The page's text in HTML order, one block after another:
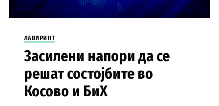
ЛАВИРИНТ
Засилени напори да се
решат состојбите во
Косово и БиХ